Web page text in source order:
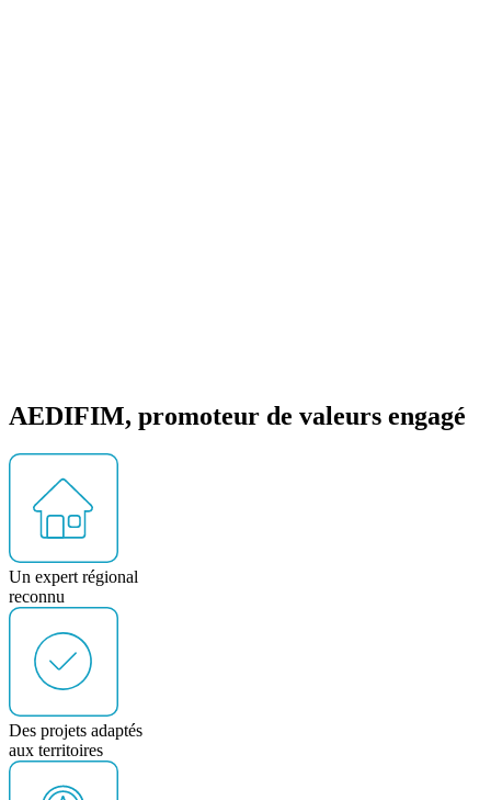
AEDIFIM, promoteur de valeurs engagé
Un expert régional
reconnu
Des projets adaptés
aux territoires